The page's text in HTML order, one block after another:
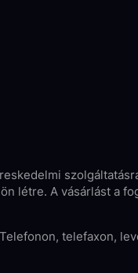
létre. A vásárlást a
telefaxon,